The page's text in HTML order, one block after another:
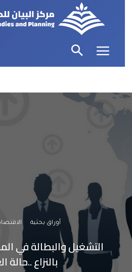
أوراق بحثية
التشغيل والبطالة في
بالنزاع ..حالة